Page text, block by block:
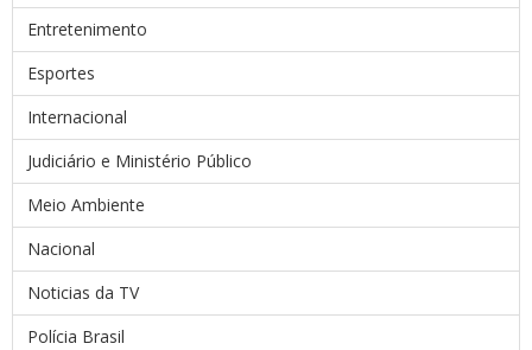
Entretenimento
Esportes
Internacional
Judiciário e Ministério Público
Meio Ambiente
Nacional
Noticias da TV
Polícia Brasil